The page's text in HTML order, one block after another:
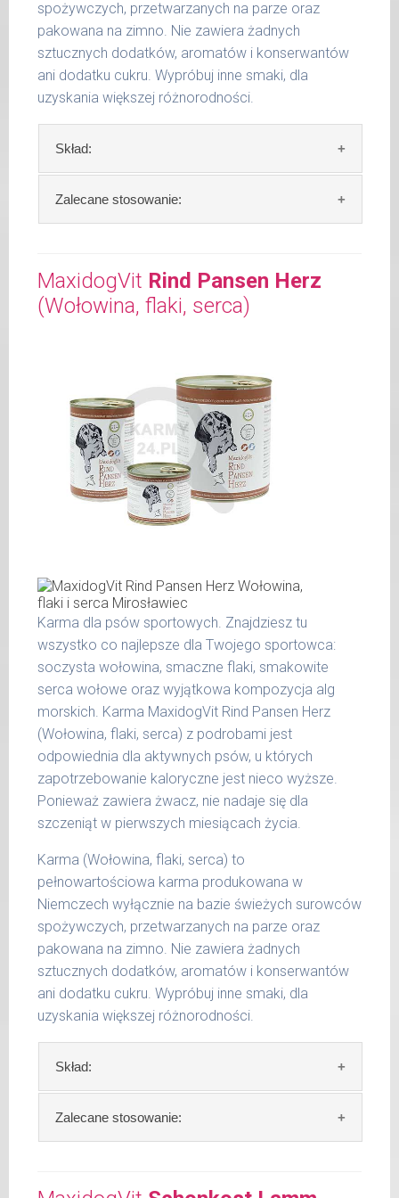
spożywczych, przetwarzanych na parze oraz
pakowana na zimno. Nie zawiera żadnych
sztucznych dodatków, aromatów i konserwantów
ani dodatku cukru. Wypróbuj inne smaki, dla
uzyskania większej różnorodności.
Skład:
Skład:mięso i produkty pochodzenia
zwierzęcego: 69% cielęcina, 4% ziemniaki, 2%
Szczegółowa analiza składu:
surowe białko 11,00 %
włókno surowe 0,50 %
wilgotność 78,00 %
wapń 0,30 %
fosfor 0,20 %
Produkty pochodzenia zwierzęcego
dodawane do naszych karm są składnikami
spożywczymi takimi jak: żołądek, wątroba,
Zalecane stosowanie:
świeży posiłek, oferujemy różne objętości
puszek. Zalecamy przechowywanie
otwartych opakowań w lodówce, nie dłużej
W tabeli ujęto dzienne zapotrzebowanie na
MaxidogVit Kalb (Cielęcina)
waga
psa
dzienna
porcja
do 5
200 g
15 -
25 kg
400 g
26 -
35 kg
800 g
36 -
50 kg
1000 g
51 -
1200 g
Podane liczby są wartościami orientacyjnymi.
Indywidualne potrzeby zależne są od rasy,
aktywności, warunków hodowli oraz innych
czynników.
Waga netto/Nr art.: 200 g/1004 | 400
g/1020 | 800 g/1028
MaxidogVit Rind Pansen Herz
(Wołowina, flaki, serca)
Karma dla psów sportowych. Znajdziesz tu
wszystko co najlepsze dla Twojego sportowca:
soczysta wołowina, smaczne flaki, smakowite
serca wołowe oraz wyjątkowa kompozycja alg
morskich. Karma MaxidogVit Rind Pansen Herz
(Wołowina, flaki, serca) z podrobami jest
odpowiednia dla aktywnych psów, u których
zapotrzebowanie kaloryczne jest nieco wyższe.
Ponieważ zawiera żwacz, nie nadaje się dla
szczeniąt w pierwszych miesiącach życia.
Karma (Wołowina, flaki, serca) to
pełnowartościowa karma produkowana w
Niemczech wyłącznie na bazie świeżych surowców
spożywczych, przetwarzanych na parze oraz
pakowana na zimno. Nie zawiera żadnych
sztucznych dodatków, aromatów i konserwantów
ani dodatku cukru. Wypróbuj inne smaki, dla
uzyskania większej różnorodności.
Skład:
Skład:mięso i produkty pochodzenia
zwierzęcego: 74%, wołowina, bulion mięsny,
Zalecane stosowanie:
świeży posiłek, oferujemy różne objętości